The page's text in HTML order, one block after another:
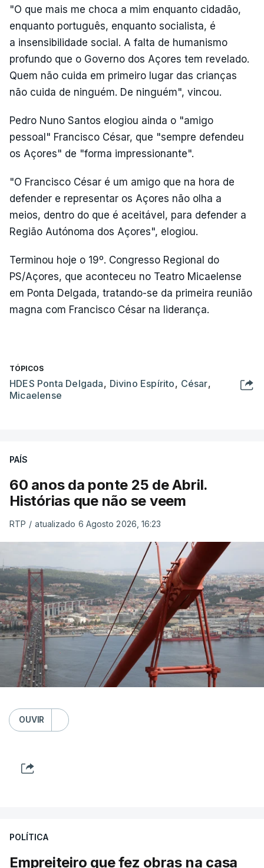
"O que mais me choca a mim enquanto cidadão,
enquanto português, enquanto socialista, é
a insensibilidade social. A falta de humanismo
profundo que o Governo dos Açores tem revelado.
Quem não cuida em primeiro lugar das crianças
não cuida de ninguém. De ninguém", vincou.
Pedro Nuno Santos elogiou ainda o "amigo
pessoal" Francisco César, que "sempre defendeu
os Açores" de "forma impressionante".
"O Francisco César é um amigo que na hora de
defender e representar os Açores não olha a
meios, dentro do que é aceitável, para defender a
Região Autónoma dos Açores", elogiou.
Terminou hoje o 19º. Congresso Regional do
PS/Açores, que aconteceu no Teatro Micaelense
em Ponta Delgada, tratando-se da primeira reunião
magna com Francisco César na liderança.
TÓPICOS
HDES Ponta Delgada, Divino Espírito, César,
Micaelense
PAÍS
60 anos da ponte 25 de Abril.
Histórias que não se veem
RTP / atualizado 6 Agosto 2026, 16:23
OUVIR
POLÍTICA
Empreiteiro que fez obras na casa